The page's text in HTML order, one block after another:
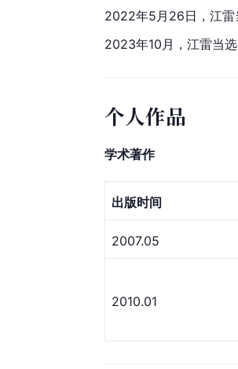
2022年5月26日，江
2023年10月，江雷当
个人作品
学术著作
出版时间
2007.05
2010.01